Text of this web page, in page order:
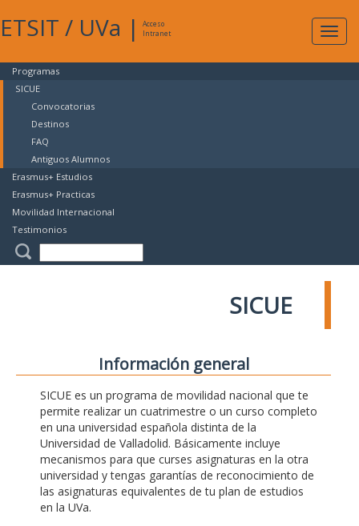
ETSIT / UVa |
Acceso
Intranet
Programas
SICUE
Convocatorias
Destinos
FAQ
Antiguos Alumnos
Erasmus+ Estudios
Erasmus+ Practicas
Movilidad Internacional
Testimonios
SICUE
Información general
SICUE es un programa de movilidad nacional que te
permite realizar un cuatrimestre o un curso completo
en una universidad española distinta de la
Universidad de Valladolid. Básicamente incluye
mecanismos para que curses asignaturas en la otra
universidad y tengas garantías de reconocimiento de
las asignaturas equivalentes de tu plan de estudios
en la UVa.